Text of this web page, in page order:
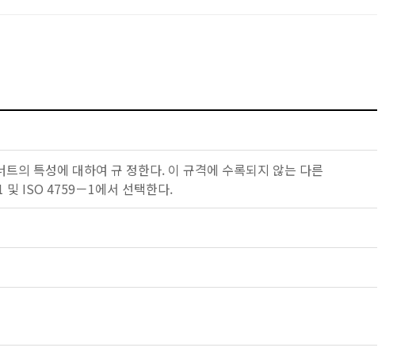
의 특성에 대하여 규 정한다. 이 규격에 수록되지 않는 다른
및 ISO 4759－1에서 선택한다.